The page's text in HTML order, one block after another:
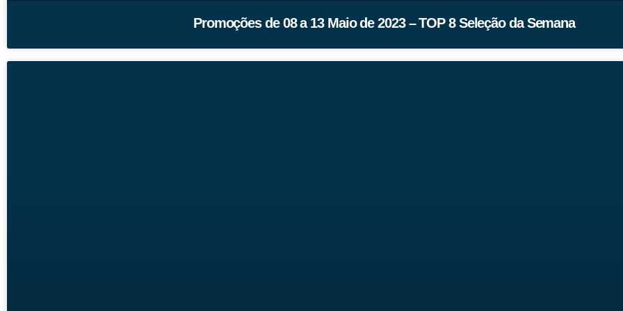
Promoções de 08 a 13 Maio de 2023 – TOP 8 Seleção da Semana